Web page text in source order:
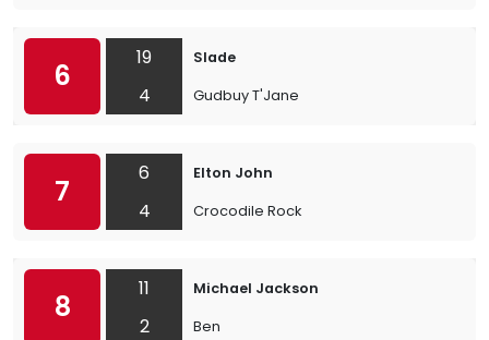
6
19
4
Slade
Gudbuy T'Jane
7
6
4
Elton John
Crocodile Rock
8
11
2
Michael Jackson
Ben